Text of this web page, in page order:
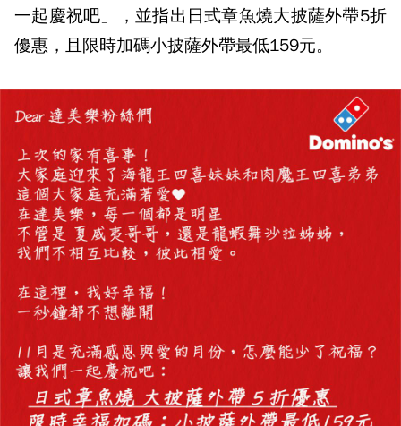
一起慶祝吧」，並指出日式章魚燒大披薩外帶5折
優惠，且限時加碼小披薩外帶最低159元。